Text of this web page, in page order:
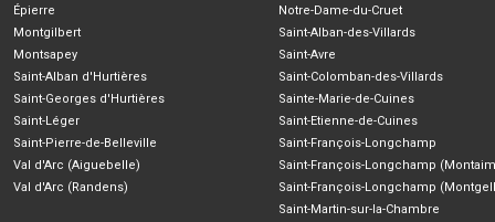
Épierre
Montgilbert
Montsapey
Saint-Alban d'Hurtières
Saint-Georges d'Hurtières
Saint-Léger
Saint-Pierre-de-Belleville
Val d'Arc (Aiguebelle)
Val d'Arc (Randens)
Notre-Dame-du-Cruet
Saint-Alban-des-Villards
Saint-Avre
Saint-Colomban-des-Villards
Sainte-Marie-de-Cuines
Saint-Etienne-de-Cuines
Saint-François-Longchamp
Saint-François-Longchamp
Saint-François-Longchamp
Saint-Martin-sur-la-Chambre